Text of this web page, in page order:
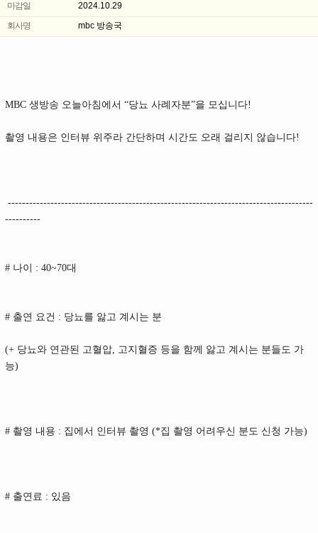
마감일
2024.10.29
회사명
mbc 방송국
MBC 생방송 오늘아침에서 “당뇨 사례자분”을 모십니다!
촬영 내용은 인터뷰 위주라 간단하며 시간도 오래 걸리지 않습니다!
--------------------------------------------------------------------------------------
----------
# 나이 : 40~70대
# 출연 요건 : 당뇨를 앓고 계시는 분
(+ 당뇨와 연관된 고혈압, 고지혈증 등을 함께 앓고 계시는 분들도 가
능)
# 촬영 내용 : 집에서 인터뷰 촬영 (*집 촬영 어려우신 분도 신청 가능)
# 출연료 : 있음